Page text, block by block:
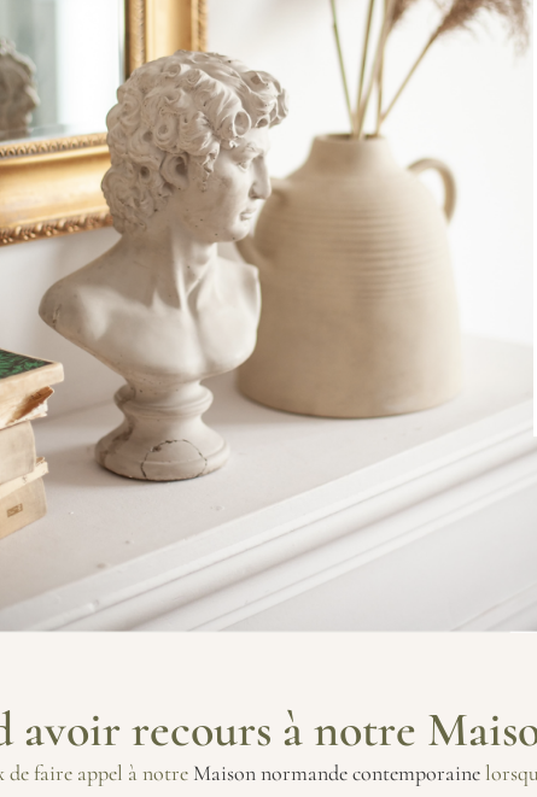
avoir recours à notre
de faire appel à notre Maison normande contemporaine